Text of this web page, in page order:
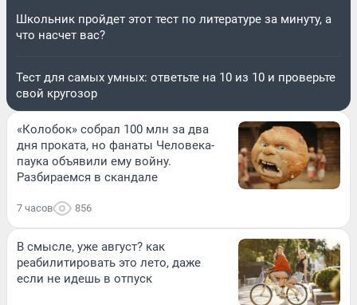
Школьник пройдет этот тест по литературе за минуту, а
что насчет вас?
Тест для самых умных: ответьте на 10 из 10 и проверьте
свой кругозор
«Колобок» собрал 100 млн за два
дня проката, но фанаты Человека-
паука объявили ему войну.
Разбираемся в скандале
7 часов 856
В смысле, уже август? как
реабилитировать это лето, даже
если не идешь в отпуск